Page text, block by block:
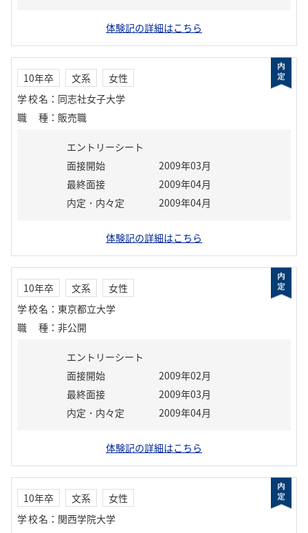
体験記の詳細はこちら
10年卒 文系
女性
学校名 ： 同志社女子大学
職種 ： 販売職
エントリーシート
面接開始
2009年03月
最終面接
2009年04月
内定・内々定
2009年04月
体験記の詳細はこちら
10年卒 文系
女性
学校名 ： 東京都立大学
職種 ： 非公開
エントリーシート
面接開始
2009年02月
最終面接
2009年03月
内定・内々定
2009年04月
体験記の詳細はこちら
10年卒 文系
女性
学校名 ： 関西学院大学